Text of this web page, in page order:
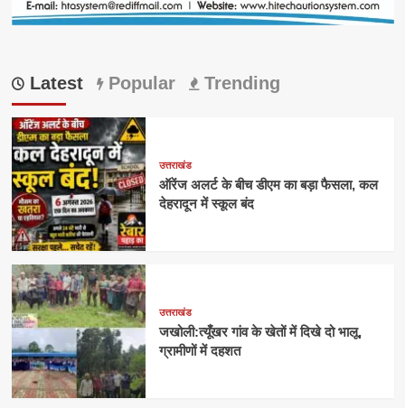
Latest Popular Trending
उत्तराखंड
ऑरेंज अलर्ट के बीच डीएम का बड़ा फैसला, कल
देहरादून में स्कूल बंद
उत्तराखंड
जखोली:त्यूँखर गांव के खेतों में दिखे दो भालू,
ग्रामीणों में दहशत